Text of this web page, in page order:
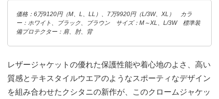
価格：6万9120円（M、L、LL）、7万9920円（L/3W、XL） カラ
ー：ホワイト、ブラック、ブラウン サイズ：M～XL、L/3W 標準装
備プロテクター：肩、肘、背
レザージャケットの優れた保護性能や着心地のよさ、高い
質感とテキスタイルウエアのようなスポーティなデザイン
を組み合わせたクシタニの新作が、このクロームジャケッ